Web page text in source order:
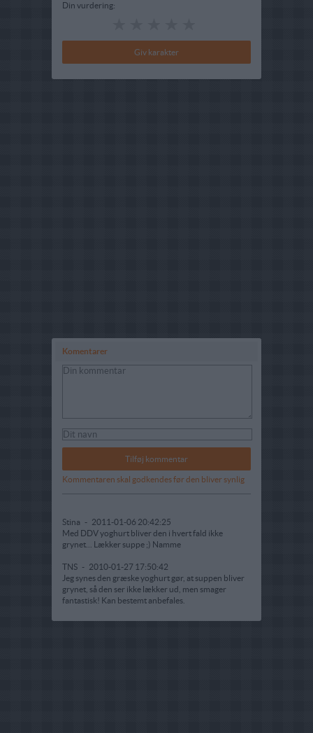
Din vurdering:
Komentarer
Kommentaren skal godkendes før den bliver synlig
Stina - 2011-01-06 20:42:25
Med DDV yoghurt bliver den i hvert fald ikke
grynet... Lækker suppe ;) Namme
TNS - 2010-01-27 17:50:42
Jeg synes den græske yoghurt gør, at suppen bliver
grynet, så den ser ikke lækker ud, men smager
fantastisk! Kan bestemt anbefales.